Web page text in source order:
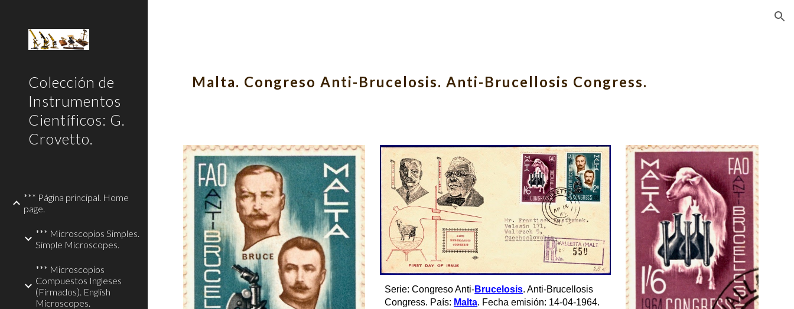
Colección de
Instrumentos
Científicos: G.
Crovetto.
*** Página principal. Home
page.
*** Microscopios Simples.
Simple Microscopes.
*** Microscopios
Compuestos Ingleses
(Firmados). English
Microscopes.
Malta. Congreso Anti-Brucelosis. Anti-Brucellosis Congress.
Serie: Congreso Anti-Brucelosis. Anti-Brucellosis
Congress. País: Malta. Fecha emisión: 14-04-1964.